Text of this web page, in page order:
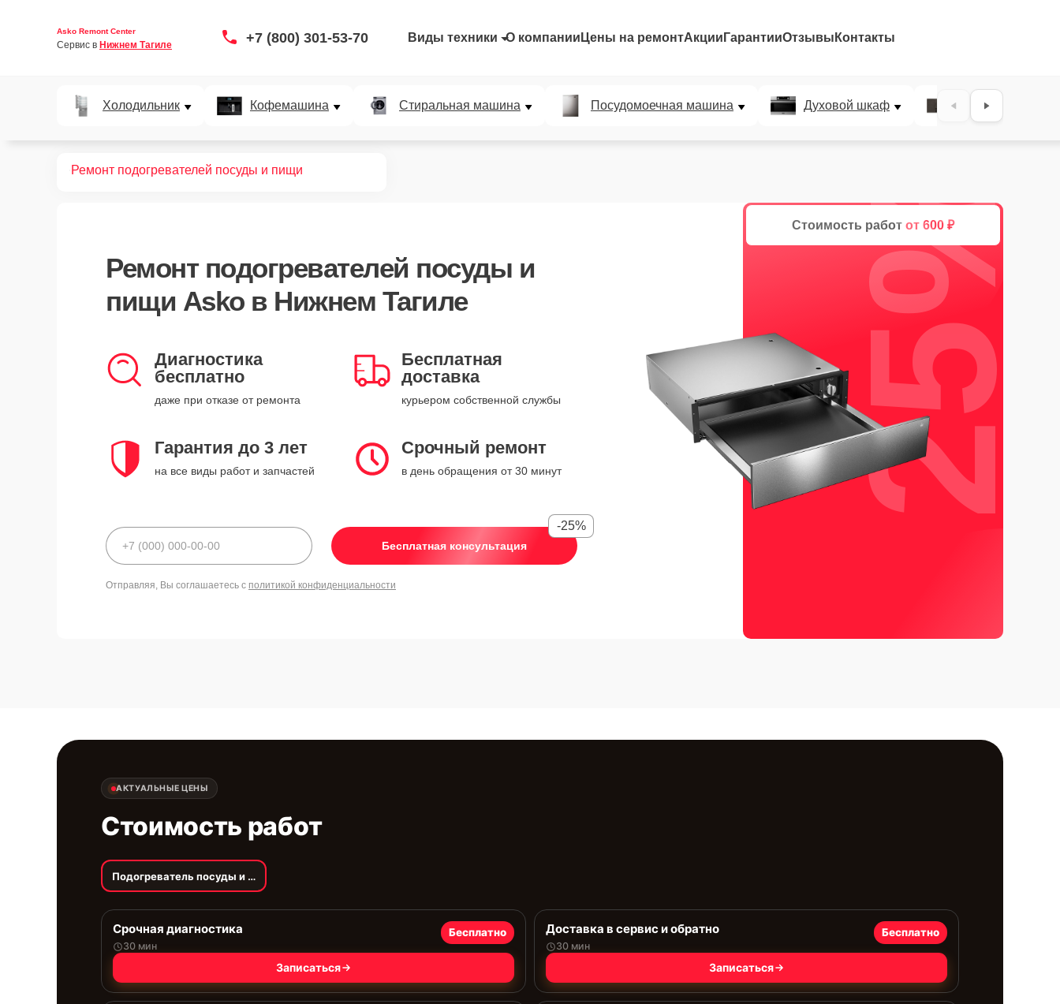
Asko Remont Center
Сервис в Нижнем Тагиле +7 (800) 301-53-70 Виды техники О компании Цены на ремонтАкции ГарантииОтзывы Контакты
Холодильник Кофемашина Стиральная машина Посудомоечная машина Духовой шкаф Варочная
Ремонт подогревателей посуды и пищи
Ремонт подогревателей посуды и
пищи Askoв Нижнем Тагиле
Диагностика
бесплатно
даже при отказе от ремонта
Бесплатная
доставка
курьером собственной службы
Гарантия до 3 лет
на все виды работ и запчастей
Срочный ремонт
в день обращения от 30 минут
Бесплатная консультация
-25%
Отправляя, Вы соглашаетесь с политикой конфиденциальности
Стоимость работ от 600 ₽
25%
АКТУАЛЬНЫЕ ЦЕНЫ
Стоимость работ
Подогреватель посуды и пищи
Срочная диагностика
30 мин
Бесплатно
Записаться
Доставка в сервис и обратно
30 мин
Бесплатно
Записаться